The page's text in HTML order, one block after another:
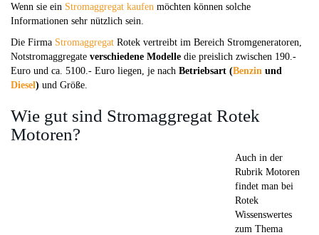
Wenn sie ein Stromaggregat kaufen möchten können solche
Informationen sehr nützlich sein.
Die Firma Stromaggregat Rotek vertreibt im Bereich Stromgeneratoren,
Notstromaggregate verschiedene Modelle die preislich zwischen 190.-
Euro und ca. 5100.- Euro liegen, je nach Betriebsart (Benzin und
Diesel) und Größe.
Wie gut sind Stromaggregat Rotek
Motoren?
Auch in der
Rubrik Motoren
findet man bei
Rotek
Wissenswertes
zum Thema